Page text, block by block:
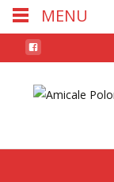
MENU